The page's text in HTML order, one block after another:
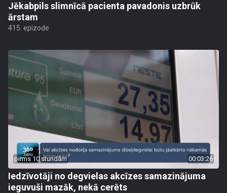
Jēkabpils slimnīcā pacienta pavadonis uzbrūk
ārstam
415. epizode
pirms 10 stundām 00:03:26
Iedzīvotāji no degvielas akcīzes samazinājuma
ieguvuši mazāk, nekā cerēts